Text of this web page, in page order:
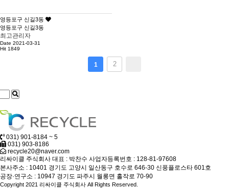
영등포구 신길3동
영등포구 신길3동
최고관리자
Date 2021-03-31
Hit 1849
1 2
031) 901-8184 ~ 5
031) 903-8186
recycle20@naver.com
리싸이클 주식회사 대표 : 박찬수 사업자등록번호 : 128-81-97608
본사주소 : 10401 경기도 고양시 일산동구 호수로 646-30 신풍플로스타 601호
공장·연구소 : 10947 경기도 파주시 월롱면 홀작로 70-90
Copyright 2021 리싸이클 주식회사 All Rights Reserved.